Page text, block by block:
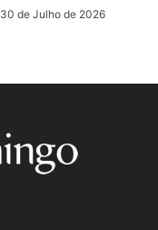
30 de Julho de 2026